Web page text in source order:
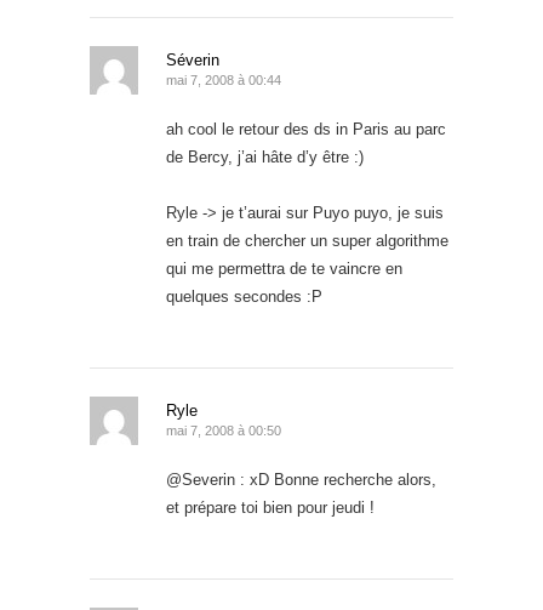
Séverin
mai 7, 2008 à 00:44
ah cool le retour des ds in Paris au parc
de Bercy, j’ai hâte d’y être :)
Ryle -> je t’aurai sur Puyo puyo, je suis
en train de chercher un super algorithme
qui me permettra de te vaincre en
quelques secondes :P
Ryle
mai 7, 2008 à 00:50
@Severin : xD Bonne recherche alors,
et prépare toi bien pour jeudi !